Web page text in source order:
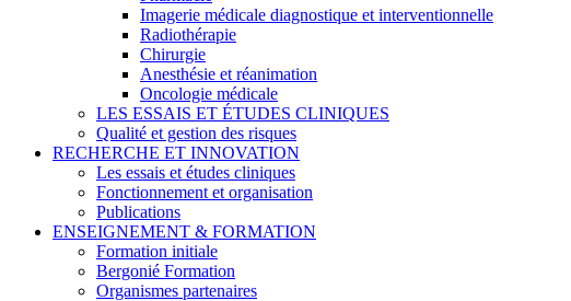
Imagerie médicale diagnostique et interventionnelle
Radiothérapie
Chirurgie
Anesthésie et réanimation
Oncologie médicale
LES ESSAIS ET ÉTUDES CLINIQUES
Qualité et gestion des risques
RECHERCHE ET INNOVATION
Les essais et études cliniques
Fonctionnement et organisation
Publications
ENSEIGNEMENT & FORMATION
Formation initiale
Bergonié Formation
Organismes partenaires